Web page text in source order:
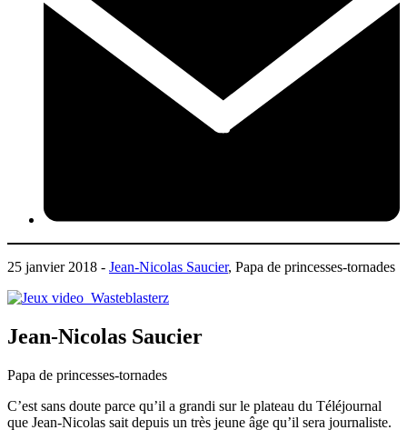
25 janvier 2018 - Jean-Nicolas Saucier, Papa de princesses-tornades
Jean-Nicolas Saucier
Papa de princesses-tornades
C’est sans doute parce qu’il a grandi sur le plateau du Téléjournal
que Jean-Nicolas sait depuis un très jeune âge qu’il sera journaliste.